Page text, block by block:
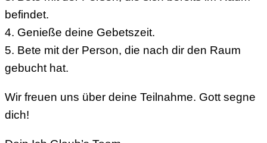
befindet.
4. Genieße deine Gebetszeit.
5. Bete mit der Person, die nach dir den Raum
gebucht hat.
Wir freuen uns über deine Teilnahme. Gott segne
dich!